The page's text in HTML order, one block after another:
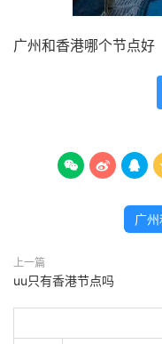
广州和香港哪个节点好
  
广
上一篇
uu只有香港节点吗